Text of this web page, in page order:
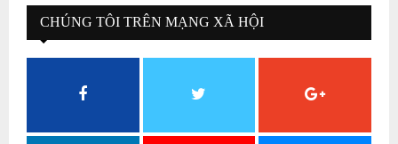
CHÚNG TÔI TRÊN MẠNG XÃ HỘI